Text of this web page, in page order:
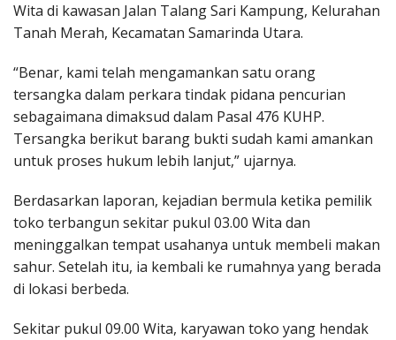
Wita di kawasan Jalan Talang Sari Kampung, Kelurahan
Tanah Merah, Kecamatan Samarinda Utara.
“Benar, kami telah mengamankan satu orang
tersangka dalam perkara tindak pidana pencurian
sebagaimana dimaksud dalam Pasal 476 KUHP.
Tersangka berikut barang bukti sudah kami amankan
untuk proses hukum lebih lanjut,” ujarnya.
Berdasarkan laporan, kejadian bermula ketika pemilik
toko terbangun sekitar pukul 03.00 Wita dan
meninggalkan tempat usahanya untuk membeli makan
sahur. Setelah itu, ia kembali ke rumahnya yang berada
di lokasi berbeda.
Sekitar pukul 09.00 Wita, karyawan toko yang hendak